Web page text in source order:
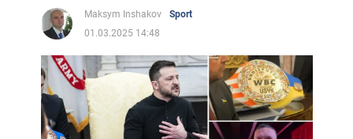
Maksym Inshakov
Sport
01.03.2025 14:48